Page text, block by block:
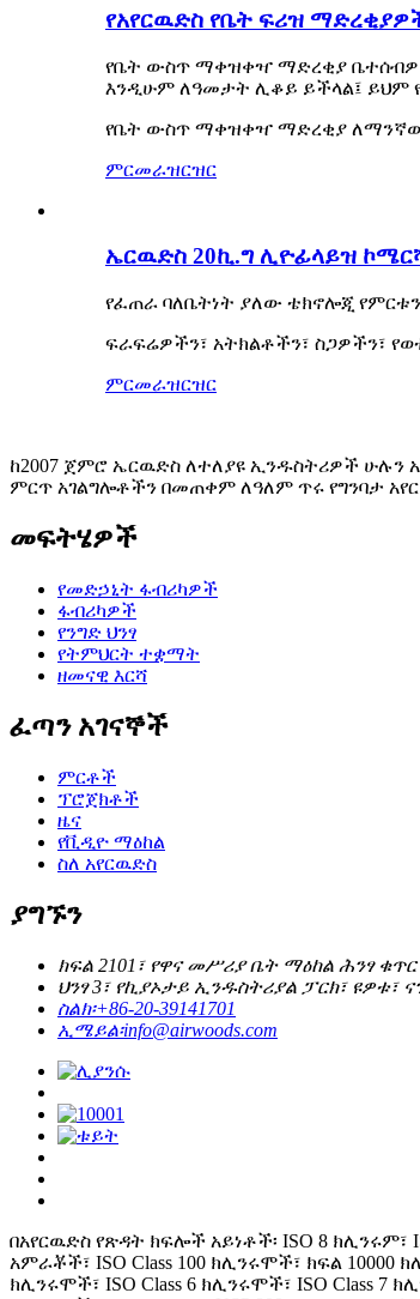
የአየርዉድስ የቤት ፍሪዝ
የቤት ውስጥ ማቀዝቀዣ ማድረቂያ
እንዲሁም ለዓመታት ሊቆይ ይችላል፤ ይህም
የቤት ውስጥ ማቀዝቀዣ ማድረቂያ
ምርመራዝርዝር
ኤርዉድስ 20ኪ.ግ ሊዮፊላይዝ
የፈጠራ ባለቤትነት ያለው ቴክኖሎጂ
ፍራፍሬዎችን፣ አትክልቶችን፣ ስጋዎችን፣
ምርመራዝርዝር
ከ2007 ጀምሮ ኤርዉድስ ለተለያዩ ኢንዱስትሪዎች
ምርጥ አገልግሎቶችን በመጠቀም ለዓለም ጥሩ የግንባታ
መፍትሄዎች
የመድኃኒት ፋብሪካዎች
ፋብሪካዎች
የንግድ ህንፃ
የትምህርት ተቋማት
ዘመናዊ እርሻ
ፈጣን አገናኞች
ምርቶች
ፕሮጀክቶች
ዜና
የቪዲዮ ማዕከል
ስለ አየርዉድስ
ያግኙን
ክፍል 2101፣ የዋና መሥሪያ ቤት ማዕከል ሕንፃ
ህንፃ 3፣ የኪያኦታይ ኢንዱስትሪያል ፓርክ፣ ዩዎቱ፣
ስልክ፡+86-20-39141701
ኢሜይል፡info@airwoods.com
በአየርዉድስ የጽዳት ክፍሎች አይነቶች፡ ISO 8
አምራቾች፣ ISO Class 100 ክሊንሩሞች፣ ክፍል 10000
ክሊንሩሞች፣ ISO Class 6 ክሊንሩሞች፣ ISO Class 7